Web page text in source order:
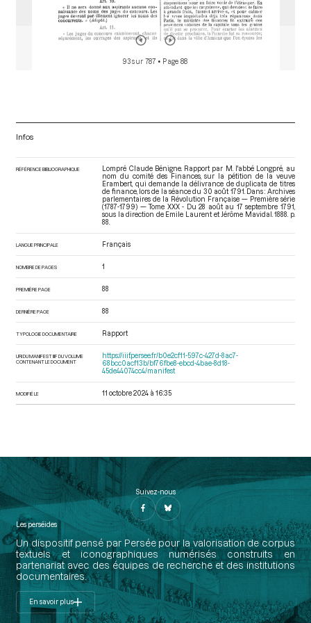
93 sur 787 • Page 88
Infos
RÉFÉRENCE BIBLIOGRAPHIQUE
Lompré Claude Bénigne. Rapport par M. l'abbé Longpré, au
nom du comité des Finances, sur la pétition de la veuve
Erambert, qui demande la délivrance de duplicata de titres
de finance, lors de la séance du 30 août 1791. Dans : Archives
parlementaires de la Révolution Française — Première série
(1787-1799) — Tome XXX - Du 28 août au 17 septembre 1791
sous la direction de Emile Laurent et Jérôme Mavidal. 1888. p.
88.
LANGUE PRINCIPALE Français
NOMBRE DE PAGES 1
PREMIÈRE PAGE 88
DERNIÈRE PAGE 88
TYPOLOGIE DOCUMENTAIRE Rapport
URI DU MANIFEST IIIF DU VOLUME
CONTENANT LE DOCUMENT
https://iiif.persee.fr/b0e2cf11-597c-427d-8ac7-
68bcc0acf13b/bf76fbe8-ebcd-4bae-8d18-
45de44074cc4/manifest
MODIFIÉ LE 11 octobre 2024 à 16:35
Suivez-nous
Les perséides
Un dispositif pensé par Persée pour la valorisation de corpus
textuels et iconographiques numérisés construits en
partenariat avec des équipes de recherche et des institutions
documentaires.
En savoir plus